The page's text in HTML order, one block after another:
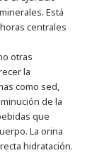
Está
centrales
otras
la
como sed,
de la
que
La orina
hidratación.